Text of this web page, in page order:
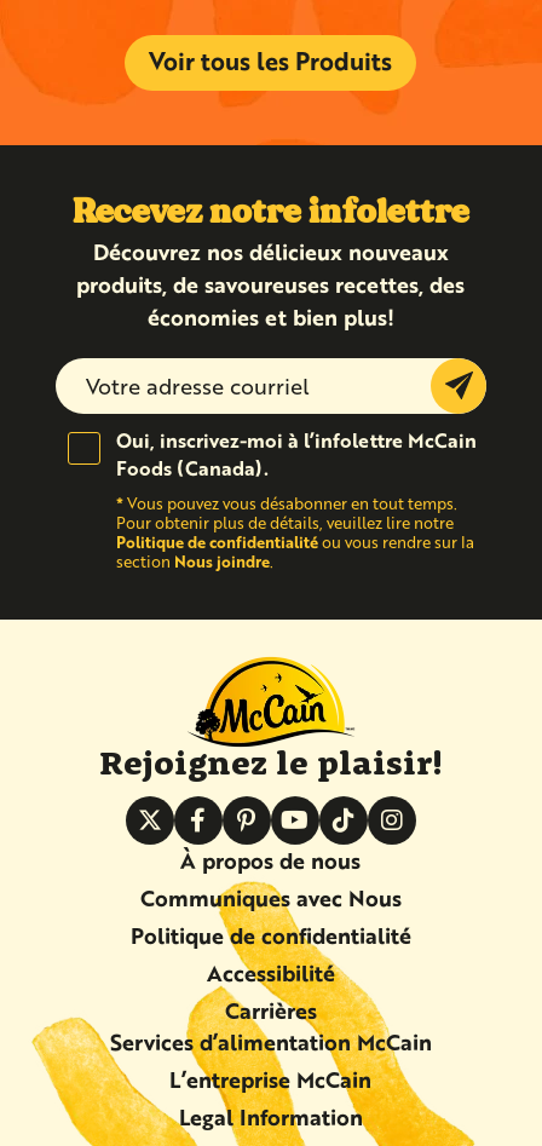
Voir tous les Produits
Recevez notre infolettre
Découvrez nos délicieux nouveaux
produits, de savoureuses recettes, des
économies et bien plus!
Submit
Oui, inscrivez-moi à l’infolettre McCain
Foods (Canada).
*Vous pouvez vous désabonner en tout temps.
Pour obtenir plus de détails, veuillez lire notre
Politique de confidentialitéou vous rendre sur la
section Nous joindre.
Rejoignez le plaisir!
À propos de nous
Communiques avec Nous
Politique de confidentialité
Accessibilité
Carrières
Services d’alimentation McCain
L’entreprise McCain
Legal Information